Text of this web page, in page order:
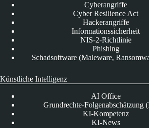
Cyberangriffe
Cyber Resilience Act
Hackerangriffe
Informationssicherheit
NIS-2-Richtlinie
Phishing
Schadsoftware (Maleware,
Künstliche Intelligenz
AI Office
Grundrechte-Folgenabschätzung
KI-Kompetenz
KI-News